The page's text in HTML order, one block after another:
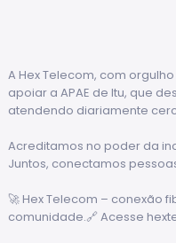
A Hex Telecom, com
apoiar a APAE de Itu, que
atendendo diariamente
Acreditamos no poder da
Juntos, conectamos
🚀 Hex Telecom – conexão
comunidade.🔗 Acesse